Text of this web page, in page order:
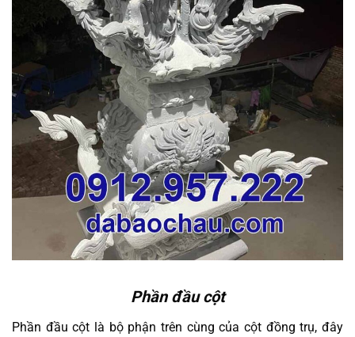
Phần đầu cột
Phần đầu cột là bộ phận trên cùng của cột đồng trụ, đây